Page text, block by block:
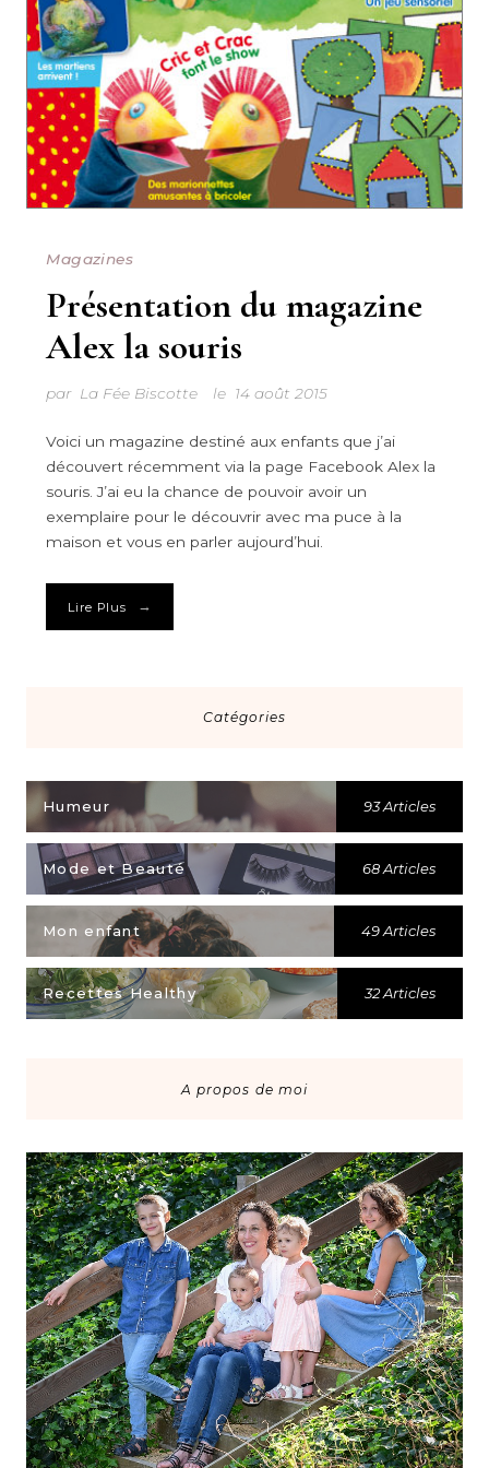
Magazines
Présentation du magazine
Alex la souris
par La Fée Biscotte le 14 août 2015
Voici un magazine destiné aux enfants que j’ai
découvert récemment via la page Facebook Alex la
souris. J’ai eu la chance de pouvoir avoir un
exemplaire pour le découvrir avec ma puce à la
maison et vous en parler aujourd’hui.
Lire Plus →
Catégories
Humeur 93 Articles
Mode et Beauté 68 Articles
Mon enfant 49 Articles
Recettes Healthy 32 Articles
A propos de moi